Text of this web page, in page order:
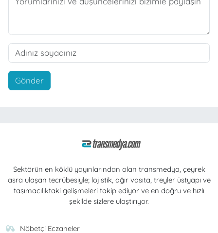
Gönder
Sektörün en köklü yayınlarından olan transmedya, çeyrek
asra ulaşan tecrübesiyle; lojistik, ağır vasıta, treyler üstyapı ve
taşımacılıktaki gelişmeleri takip ediyor ve en doğru ve hızlı
şekilde sizlere ulaştırıyor.
Nöbetçi Eczaneler